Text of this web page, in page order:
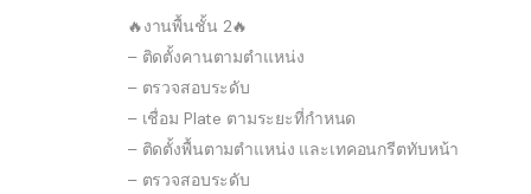
🔥งานพื้นชั้น 2🔥
– ติดตั้งคานตามตำแหน่ง
– ตรวจสอบระดับ
– เชื่อม Plate ตามระยะที่กำหนด
– ติดตั้งพื้นตามตำแหน่ง และเทคอนกรีตทับหน้า
– ตรวจสอบระดับ